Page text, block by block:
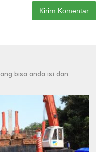
bisa anda isi dan